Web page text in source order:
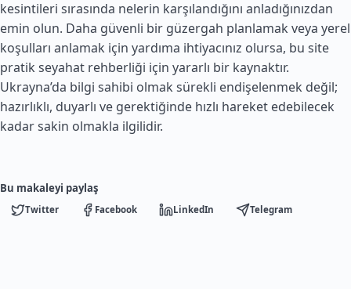
kesintileri sırasında nelerin karşılandığını anladığınızdan
emin olun. Daha güvenli bir güzergah planlamak veya yerel
koşulları anlamak için yardıma ihtiyacınız olursa, bu site
pratik seyahat rehberliği için yararlı bir kaynaktır.
Ukrayna’da bilgi sahibi olmak sürekli endişelenmek değil;
hazırlıklı, duyarlı ve gerektiğinde hızlı hareket edebilecek
kadar sakin olmakla ilgilidir.
Bu makaleyi paylaş
Twitter Facebook LinkedIn Telegram